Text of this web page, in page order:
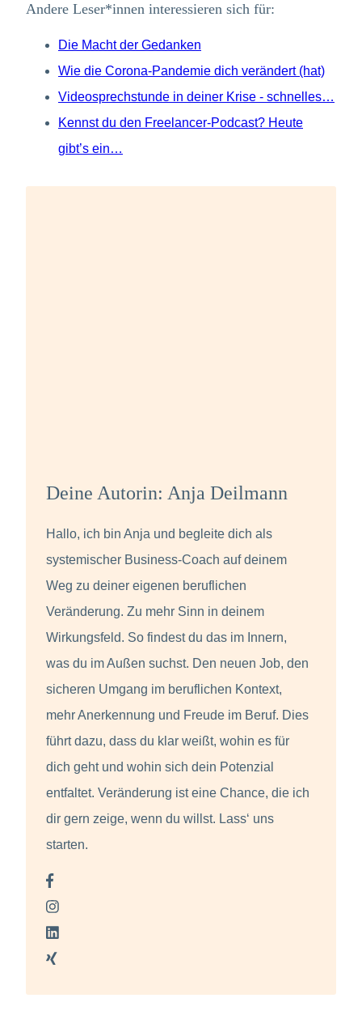
Andere Leser*innen interessieren sich für:
Die Macht der Gedanken
Wie die Corona-Pandemie dich verändert (hat)
Videosprechstunde in deiner Krise - schnelles…
Kennst du den Freelancer-Podcast? Heute
gibt’s ein…
Deine Autorin: Anja Deilmann
Hallo, ich bin Anja und begleite dich als
systemischer Business-Coach auf deinem
Weg zu deiner eigenen beruflichen
Veränderung. Zu mehr Sinn in deinem
Wirkungsfeld. So findest du das im Innern,
was du im Außen suchst. Den neuen Job, den
sicheren Umgang im beruflichen Kontext,
mehr Anerkennung und Freude im Beruf. Dies
führt dazu, dass du klar weißt, wohin es für
dich geht und wohin sich dein Potenzial
entfaltet. Veränderung ist eine Chance, die ich
dir gern zeige, wenn du willst. Lass‘ uns
starten.